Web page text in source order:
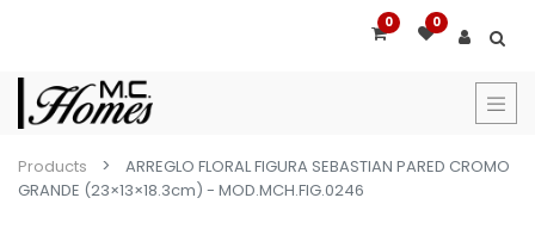
0 0
Products
ARREGLO FLORAL FIGURA SEBASTIAN PARED CROMO
GRANDE (23×13×18.3cm) - MOD.MCH.FIG.0246